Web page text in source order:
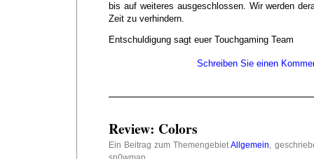
bis auf weiteres ausgeschlossen. Wir werden
Zeit zu verhindern.
Entschuldigung sagt euer Touchgaming Team
Schreiben Sie einen
Review: Colors
Ein Beitrag zum ThemengebietAllgemein,